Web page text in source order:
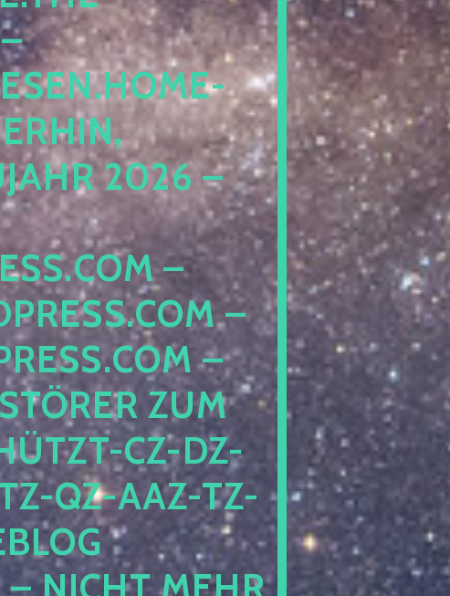
B
I
2026 – N
– D
– L
– A
ZUM S
CZ-DZ-ZZ
AAZ-TZ-HZ
PE
MEHR BE